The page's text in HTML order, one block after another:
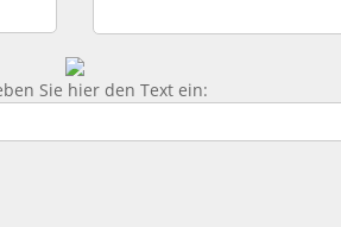
Sie hier den Text ein: